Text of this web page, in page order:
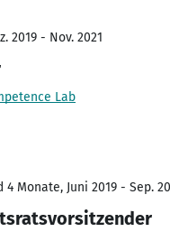
2019 - Nov. 2021
Lab
4 Monate, Juni 2019 - Sep.